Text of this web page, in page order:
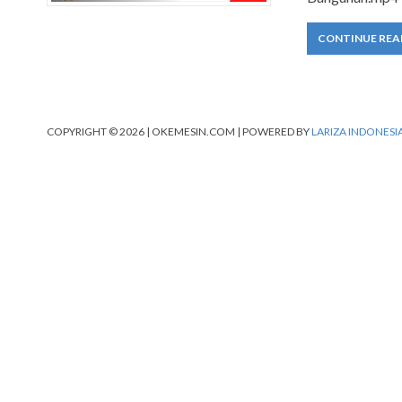
CONTINUE
COPYRIGHT © 2026 | OKEMESIN.COM | POWERED BYLARIZA